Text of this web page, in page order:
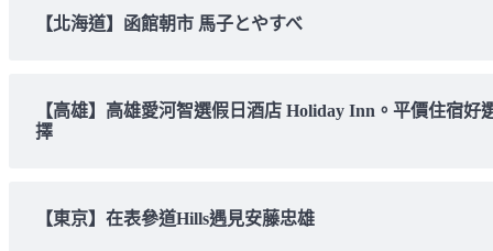
【北海道】函館朝市 馬子とやすべ
【高雄】高雄愛河智選假日酒店 Holiday Inn。平價住宿好
擇
【東京】在表參道Hills遇見安藤忠雄